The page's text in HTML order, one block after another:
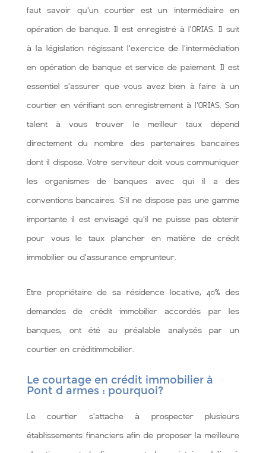
faut savoir qu'un courtier est un intermédiaire en
opération de banque. Il est enregistré à l'ORIAS. Il suit
à la législation régissant l'exercice de l'intermédiation
en opération de banque et service de paiement. Il est
essentiel s'assurer que vous avez bien à faire à un
courtier en vérifiant son enregistrement à l'ORIAS. Son
talent à vous trouver le meilleur taux dépend
directement du nombre des partenaires bancaires
dont il dispose. Votre serviteur doit vous communiquer
les organismes de banques avec qui il a des
conventions bancaires. S'il ne dispose pas une gamme
importante il est envisagé qu'il ne puisse pas obtenir
pour vous le taux plancher en matière de crédit
immobilier ou d'assurance emprunteur.
Etre propriétaire de sa résidence locative, 40% des
demandes de crédit immobilier accordés par les
banques, ont été au préalable analysés par un
courtier en créditimmobilier.
Le courtage en crédit immobilier à
Pont d armes : pourquoi?
Le courtier s'attache à prospecter plusieurs
établissements financiers afin de proposer la meilleure